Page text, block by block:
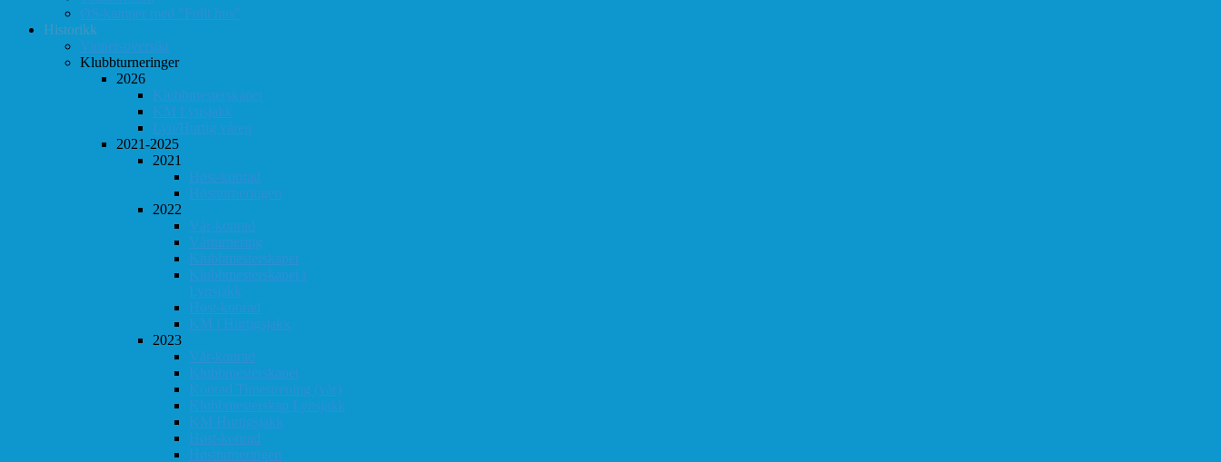
ØS-kamper med "Fullt hus"
Historikk
Vinner-oversikt
Klubbturneringer
2026
Klubbmesterskapet
KM Lynsjakk
Lyn/Hurtig våren
2021-2025
2021
Høst-konrad
Høstturneringen
2022
Vår-konrad
Vårturnering
Klubbmesterskapet
Klubbmesterskapet i
Lynsjakk
Høst-konrad
KM i Hurtigsjakk
2023
Vår-konrad
Klubbmesterskapet
Konrad Timestrening (vår)
Klubbmesterskap Lynsjakk
KM Hurtigsjakk
Høst-konrad
Høstturneringen